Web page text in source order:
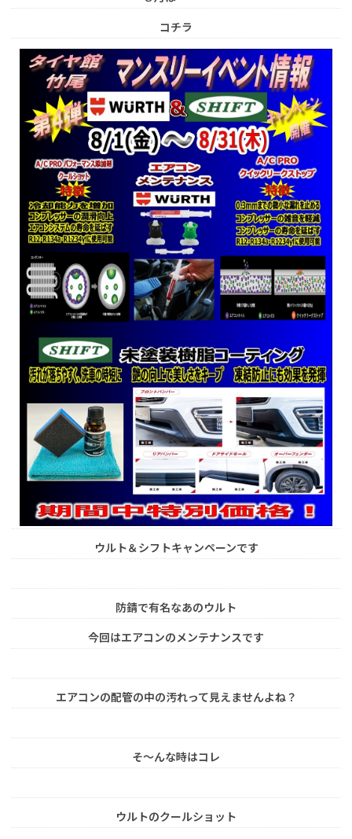
コチラ
ウルト＆シフトキャンペーンです
防錆で有名なあのウルト
今回はエアコンのメンテナンスです
エアコンの配管の中の汚れって見えませんよね？
そ～んな時はコレ
ウルトのクールショット